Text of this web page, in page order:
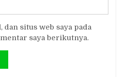
dan situs web saya pada
saya berikutnya.